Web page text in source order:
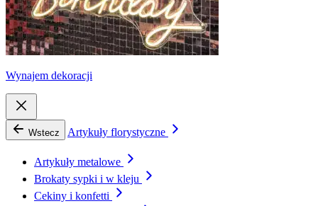
Wynajem dekoracji
Wstecz Artykuły florystyczne
Artykuły metalowe
Brokaty sypki i w kleju
Cekiny i konfetti